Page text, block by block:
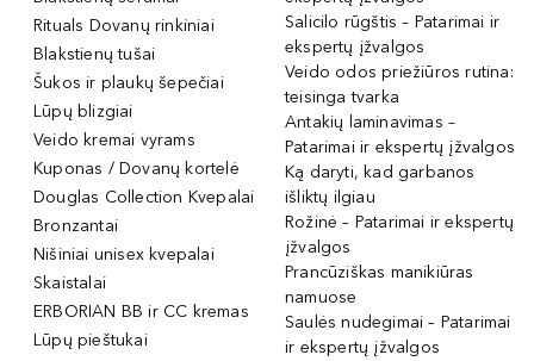
Rituals Dovanų rinkiniai
Blakstienų tušai
Šukos ir plaukų šepečiai
Lūpų blizgiai
Veido kremai vyrams
Kuponas / Dovanų kortelė
Douglas Collection Kvepalai
Bronzantai
Nišiniai unisex kvepalai
Skaistalai
ERBORIAN BB ir CC kremas
Lūpų pieštukai
Salicilo rūgštis – Patarimai ir
ekspertų įžvalgos
Veido odos priežiūros rutina:
teisinga tvarka
Antakių laminavimas –
Patarimai ir ekspertų įžvalgos
Ką daryti, kad garbanos
išliktų ilgiau
Rožinė – Patarimai ir ekspertų
įžvalgos
Prancūziškas manikiūras
namuose
Saulės nudegimai – Patarimai
ir ekspertų įžvalgos